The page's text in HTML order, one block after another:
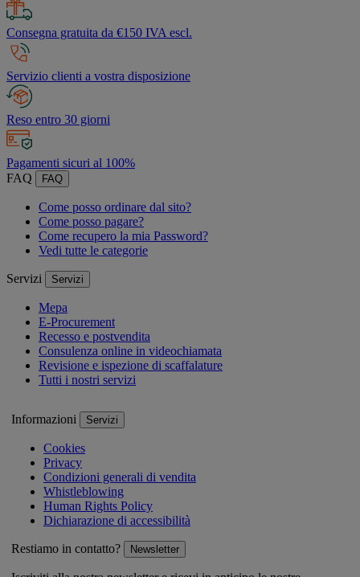
Consegna gratuita da €150 IVA escl.
Servizio clienti a vostra disposizione
Reso entro 30 giorni
Pagamenti sicuri al 100%
FAQ
FAQ
Come posso ordinare dal sito?
Come posso pagare?
Come recupero la mia Password?
Vedi tutte le categorie
Servizi Servizi
Mepa
E-Procurement
Recesso e postvendita
Consulenza online in videochiamata
Revisione e ispezione di scaffalature
Tutti i nostri servizi
Informazioni Servizi
Cookies
Privacy
Condizioni generali di vendita
Whistleblowing
Human Rights Policy
Dichiarazione di accessibilità
Restiamo in contatto? Newsletter